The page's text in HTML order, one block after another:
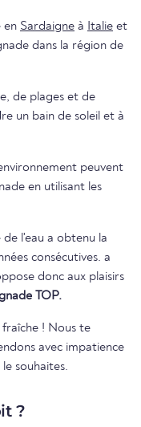
en Sardaigne à Italie et
dans la région de
de plages et de
un bain de soleil et à
peuvent
en utilisant les
de l'eau a obtenu la
consécutives. a
donc aux plaisirs
TOP.
! Nous te
avec impatience
souhaites.
?